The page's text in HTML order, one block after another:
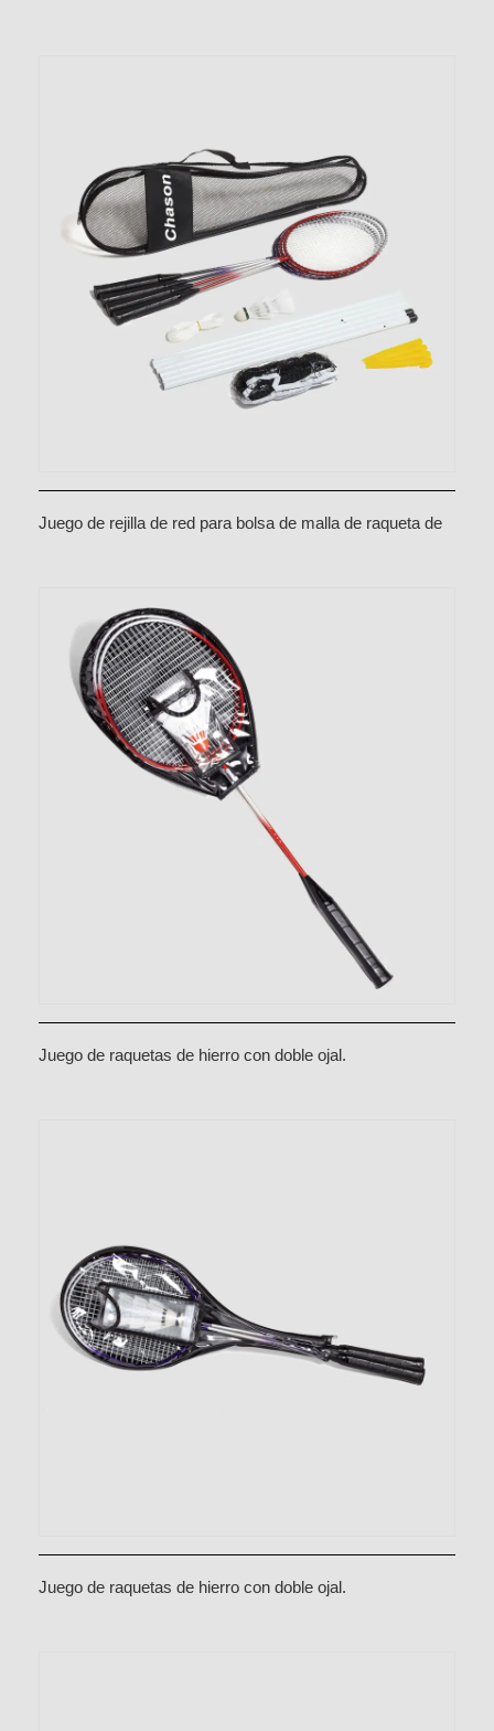
Juego de rejilla de red para bolsa de malla de raqueta de
Juego de raquetas de hierro con doble ojal.
Juego de raquetas de hierro con doble ojal.